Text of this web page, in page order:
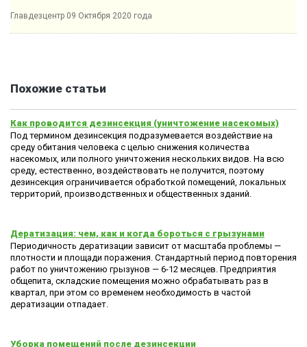
Главдезцентр 09 Октября 2020 года
Похожие статьи
Как проводится дезинсекция (уничтожение насекомых)
Под термином дезинсекция подразумевается воздействие на
среду обитания человека с целью снижения количества
насекомых, или полного уничтожения нескольких видов. На всю
среду, естественно, воздействовать не получится, поэтому
дезинсекция ограничивается обработкой помещений, локальных
территорий, производственных и общественных зданий.
Дератизация: чем, как и когда бороться с грызунами
Периодичность дератизации зависит от масштаба проблемы —
плотности и площади поражения. Стандартный период повторения
работ по уничтожению грызунов — 6-12 месяцев. Предприятия
общепита, складские помещения можно обрабатывать раз в
квартал, при этом со временем необходимость в частой
дератизации отпадает.
Уборка помещений после дезинсекции